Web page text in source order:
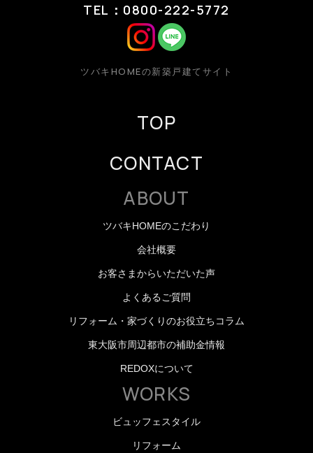
TEL：0800-222-5772
ツバキHOMEの新築戸建てサイト
TOP
CONTACT
ABOUT
ツバキHOMEのこだわり
会社概要
お客さまからいただいた声
よくあるご質問
リフォーム・家づくりのお役立ちコラム
東大阪市周辺都市の補助金情報
REDOXについて
WORKS
ビュッフェスタイル
リフォーム